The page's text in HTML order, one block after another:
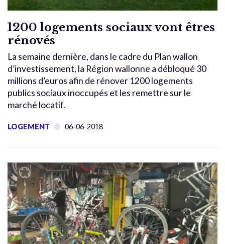
1200 logements sociaux vont êtres
rénovés
La semaine dernière, dans le cadre du Plan wallon
d’investissement, la Région wallonne a débloqué 30
millions d’euros afin de rénover 1200 logements
publics sociaux inoccupés et les remettre sur le
marché locatif.
LOGEMENT 06-06-2018